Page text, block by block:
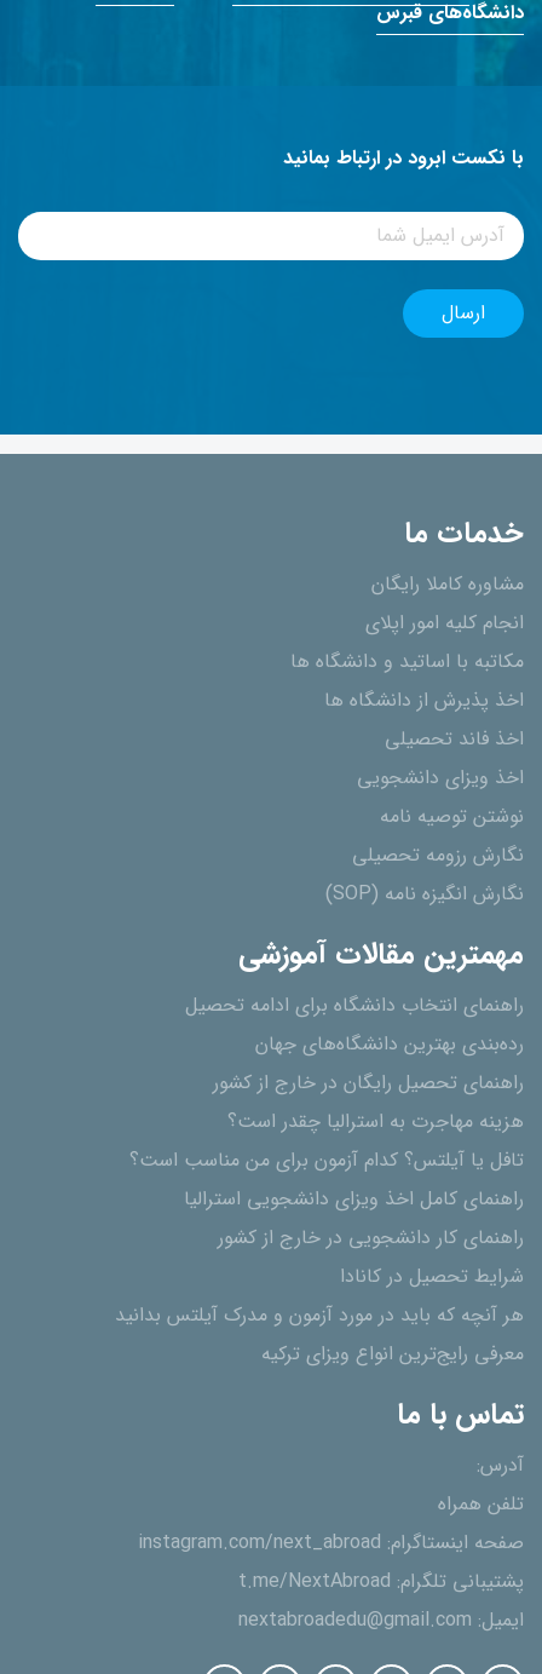
دانشگاه‌های قبرس
با نکست ابرود در ارتباط بمانید
خدمات ما
مشاوره کاملا رایگان
انجام کلیه امور اپلای
مکاتبه با اساتید و دانشگاه ها
اخذ پذیرش از دانشگاه ھا
اخذ فاند تحصیلی
اخذ ویزای دانشجویی
نوشتن توصیه نامه
نگارش رزومه تحصیلی
نگارش انگیزه نامه (SOP)
مهمترین مقالات آموزشی
راهنمای انتخاب دانشگاه برای ادامه تحصیل
رده‌بندی بهترین دانشگاه‌های جهان
راهنمای تحصیل رایگان در خارج از کشور
هزینه مهاجرت به استرالیا چقدر است؟
تافل یا آیلتس؟ کدام آزمون برای من مناسب است؟
راهنمای کامل اخذ ویزای دانشجویی استرالیا
راهنمای کار دانشجویی در خارج از کشور
شرایط تحصیل در کانادا
هر آنچه که باید در مورد آزمون و مدرک آیلتس بدانید
معرفی رایج‌ترین انواع ویزای ترکیه
تماس با ما
آدرس:
تلفن همراه
صفحه اینستاگرام: instagram.com/next_abroad
پشتیبانی تلگرام: t.me/NextAbroad
ایمیل: nextabroadedu@gmail.com